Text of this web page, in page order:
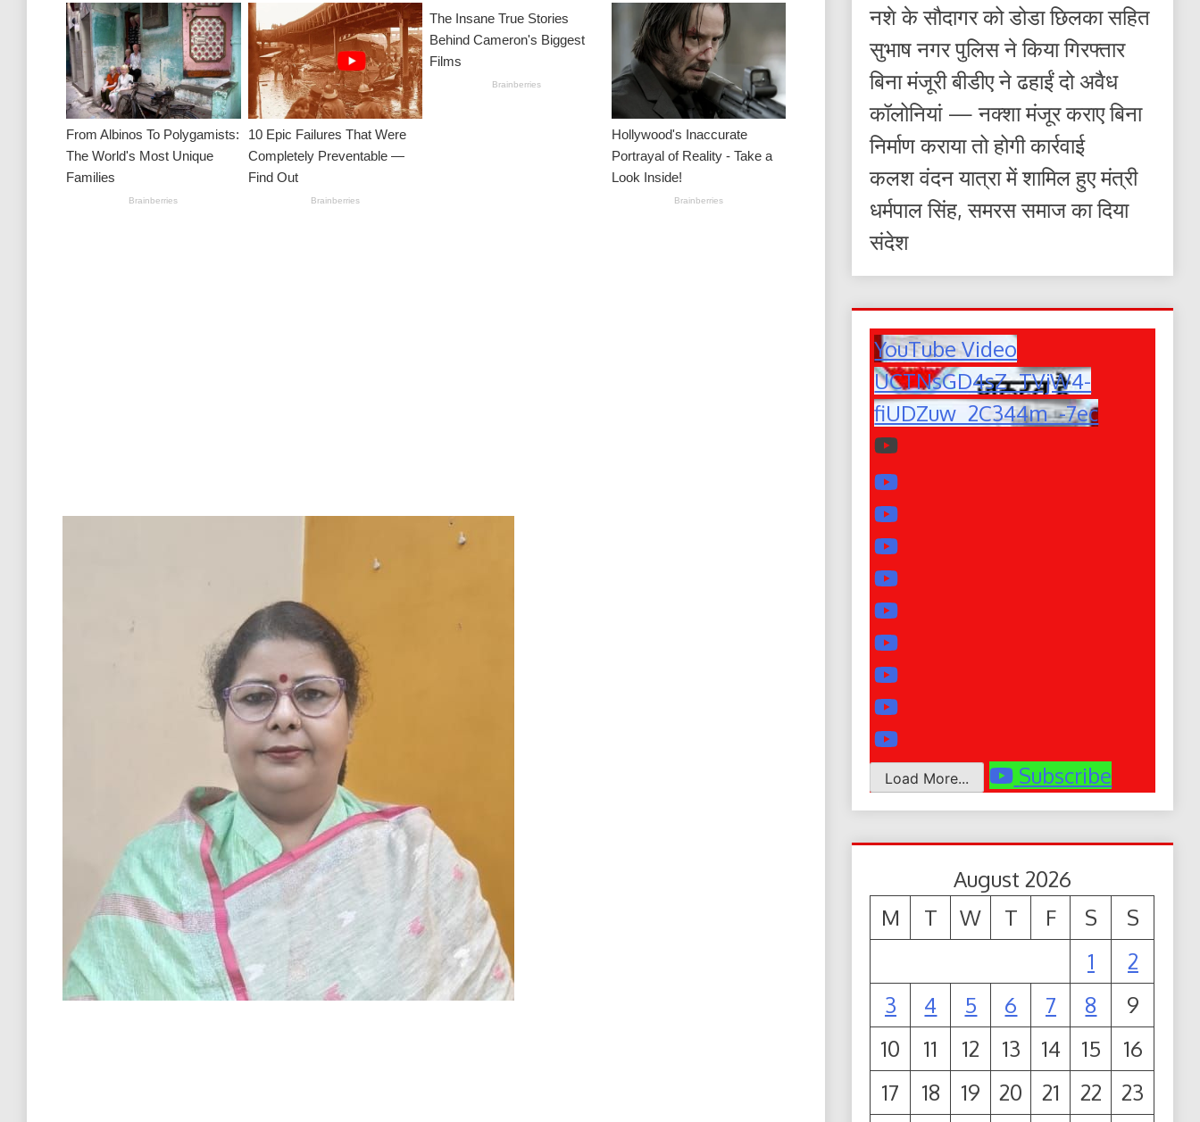
नशे के सौदागर को डोडा छिलका सहित
सुभाष नगर पुलिस ने किया गिरफ्तार
बिना मंजूरी बीडीए ने ढहाईं दो अवैध
कॉलोनियां — नक्शा मंजूर कराए बिना
निर्माण कराया तो होगी कार्रवाई
कलश वंदन यात्रा में शामिल हुए मंत्री
धर्मपाल सिंह, समरस समाज का दिया
संदेश
YouTube Video
UCTNsGD4sZ_TVjW4-
fiUDZuw_2C344m_-7ec
Load More... Subscribe
August 2026
M
T W T F S
S
1
2
3
4 5 6 7 8
9
10
11 12 13 14 15
16
17
18 19 20 21 22
23